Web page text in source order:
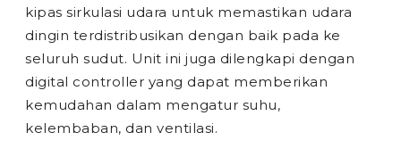
kipas sirkulasi udara untuk memastikan udara
dingin terdistribusikan dengan baik pada ke
seluruh sudut. Unit ini juga dilengkapi dengan
digital controller yang dapat memberikan
kemudahan dalam mengatur suhu,
kelembaban, dan ventilasi.